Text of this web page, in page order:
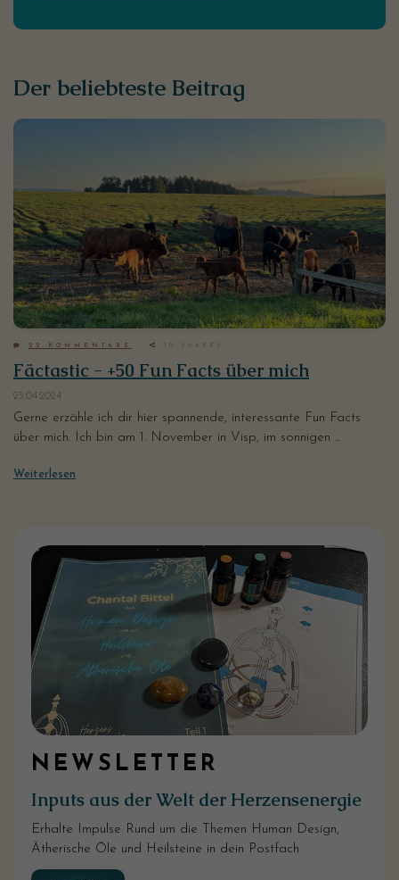
Der beliebteste Beitrag
22 KOMMENTARE 10 SHARES
Fäctastic - +50 Fun Facts über mich
25.04.2024
Gerne erzähle ich dir hier spannende, interessante Fun Facts
über mich. Ich bin am 1. November in Visp, im sonnigen ...
Weiterlesen
NEWSLETTER
Inputs aus der Welt der Herzensenergie
Erhalte Impulse Rund um die Themen Human Design,
Ätherische Öle und Heilsteine in dein Postfach